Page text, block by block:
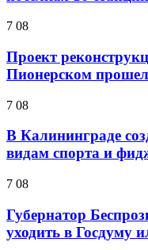
7 08
Проект
Пионерском прошел
7 08
В Калининграде
видам спорта и
7 08
Губернатор
уходить в Госдуму